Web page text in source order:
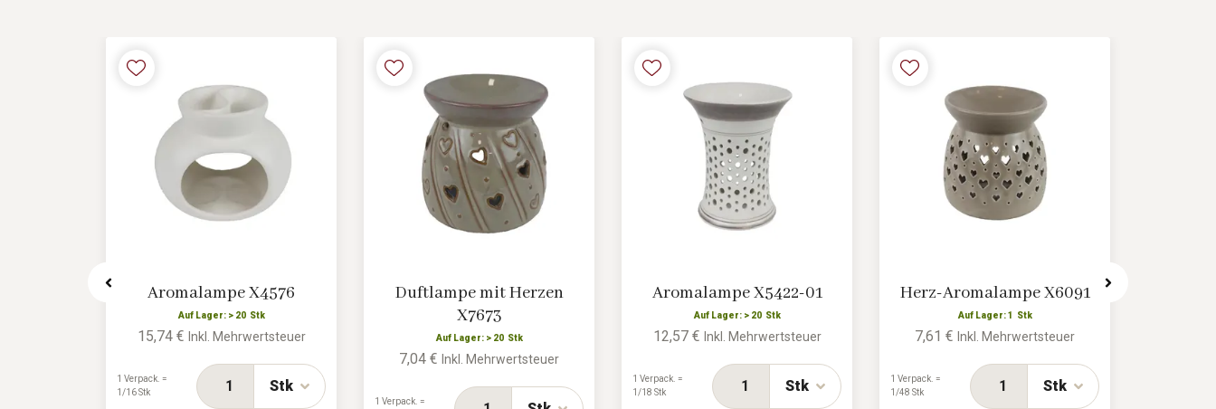
Aromalampe X4576
Auf Lager: > 20 Stk
15,74 € Inkl. Mehrwertsteuer
Stk
1 Verpack. =
1/16 Stk
Duftlampe mit Herzen
X7673
Auf Lager: > 20 Stk
7,04 € Inkl. Mehrwertsteuer
1 Verpack. =
Aromalampe X5422-01
Auf Lager: > 20 Stk
12,57 € Inkl. Mehrwertsteuer
Stk
1 Verpack. =
1/18 Stk
Herz-Aromalampe X6091
Auf Lager: 1 Stk
7,61 € Inkl. Mehrwertsteuer
Stk
1 Verpack. =
1/48 Stk